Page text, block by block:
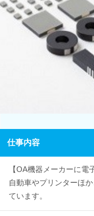
仕事内容
【OA機器メーカーに
自動車やプリンターほ
ています。